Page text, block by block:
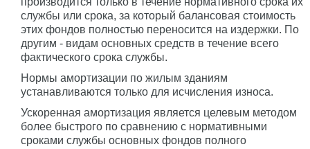
службы или срока, за который балансовая стоимость
этих фондов полностью переносится на издержки. По
другим - видам основных средств в течение всего
фактического срока службы.
Нормы амортизации по жилым зданиям
устанавливаются только для исчисления износа.
Ускоренная амортизация является целевым методом
более быстрого по сравнению с нормативными
сроками службы основных фондов полного